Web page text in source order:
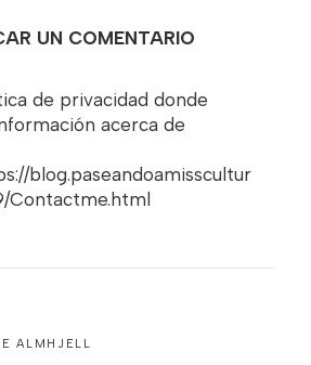
UN COMENTARIO
de privacidad donde
acerca de
blog.paseandoamisscultur
Contactme.html
ALMHJELL